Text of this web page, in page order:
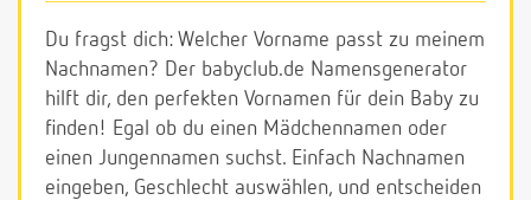
Du fragst dich: Welcher Vorname passt zu meinem
Nachnamen? Der babyclub.de Namensgenerator
hilft dir, den perfekten Vornamen für dein Baby zu
finden! Egal ob du einen Mädchennamen oder
einen Jungennamen suchst. Einfach Nachnamen
eingeben, Geschlecht auswählen, und entscheiden